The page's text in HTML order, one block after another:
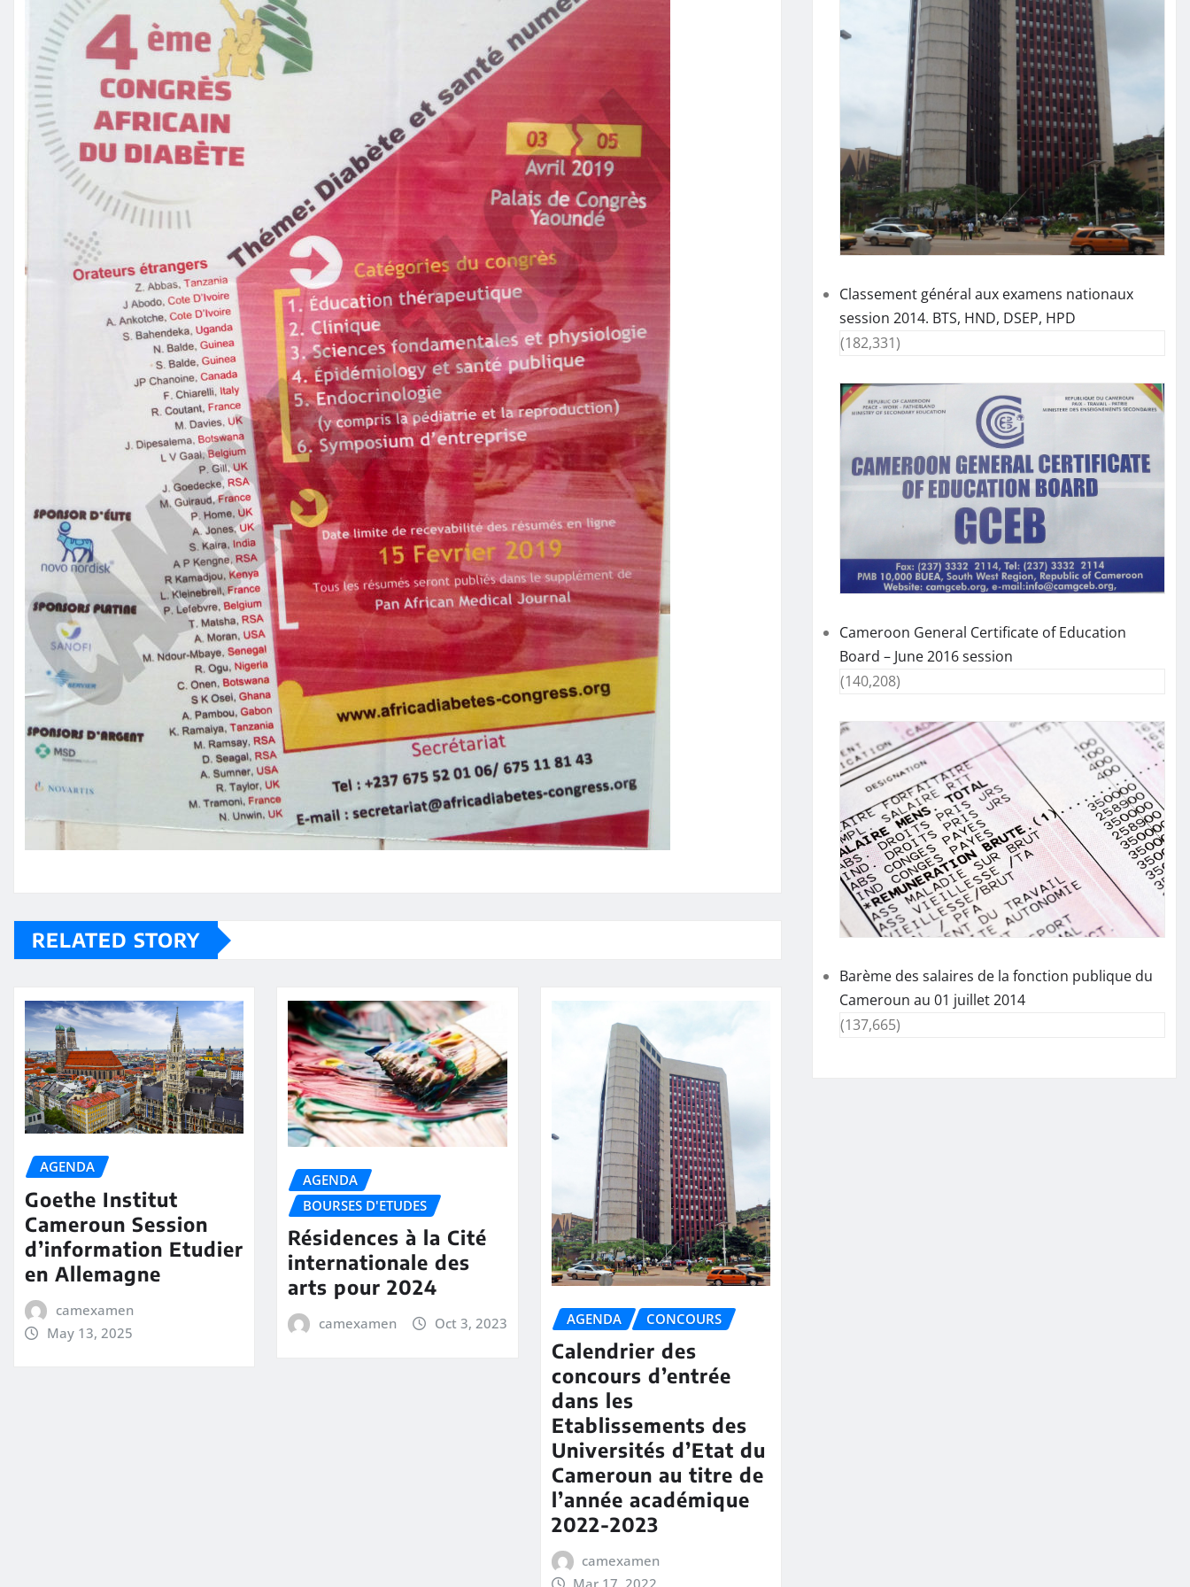
RELATED STORY
AGENDA
Goethe Institut
Cameroun Session
d’information Etudier
en Allemagne
camexamen
May 13, 2025
AGENDA
BOURSES D'ETUDES
Résidences à la Cité
internationale des
arts pour 2024
camexamen Oct 3, 2023 AGENDA CONCOURS
Calendrier des
concours d’entrée
dans les
Etablissements des
Universités d’Etat du
Cameroun au titre de
l’année académique
2022-2023
camexamen
Classement général aux examens nationaux
session 2014. BTS, HND, DSEP, HPD
(182,331)
Cameroon General Certificate of Education
Board – June 2016 session
(140,208)
Barème des salaires de la fonction publique du
Cameroun au 01 juillet 2014
(137,665)